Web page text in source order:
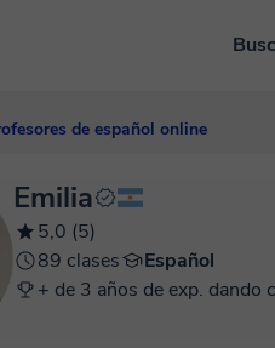
de español online
Emilia
5,0 (5)
89 clases
Español
+ de 3 años de exp. dando